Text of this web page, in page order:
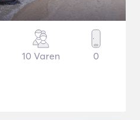
10 Varen 0